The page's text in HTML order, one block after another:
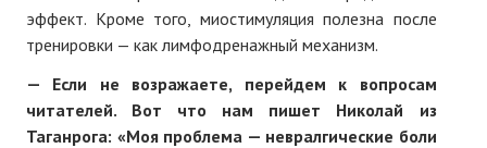
эффект. Кроме того, миостимуляция полезна после
тренировки — как лимфодренажный механизм.
— Если не возражаете, перейдем к вопросам
читателей. Вот что нам пишет Николай из
Таганрога: «Моя проблема — невралгические боли